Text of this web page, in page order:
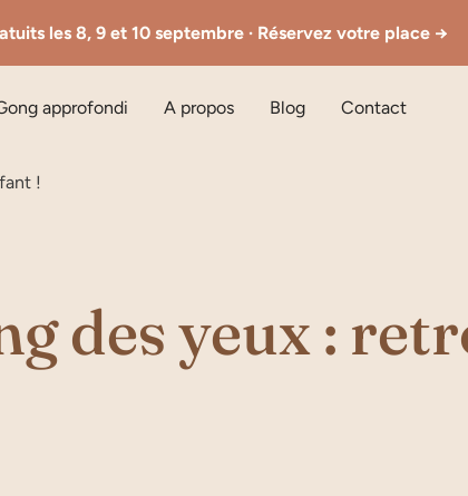
les 8, 9 et 10 septembre · Réservez votre place →
approfondi A propos Blog Contact
!
des yeux :